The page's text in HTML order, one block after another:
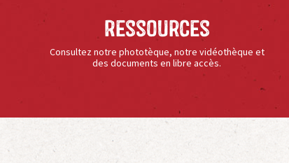
Ressources
Consultez notre phototèque, notre vidéothèque et
des documents en libre accès.